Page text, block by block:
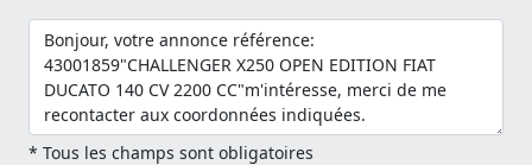
* Tous les champs sont obligatoires